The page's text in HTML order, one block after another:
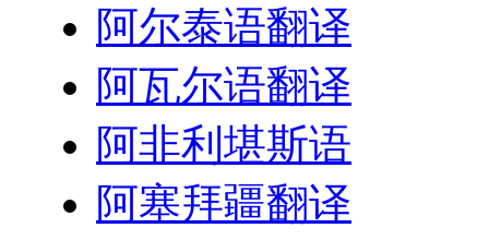
阿尔泰语翻译
阿瓦尔语翻译
阿非利堪斯语
阿塞拜疆翻译